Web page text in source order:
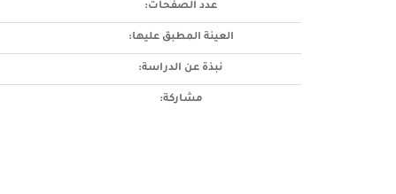
عدد الصفحات:
العينة المطبق عليها:
نبذة عن الدراسة:
مشاركة: